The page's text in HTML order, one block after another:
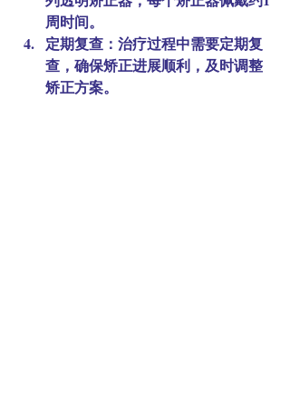
周时间。
定期复查 ：治疗过程中需要定期复
查，确保矫正进展顺利，及时调整
矫正方案。